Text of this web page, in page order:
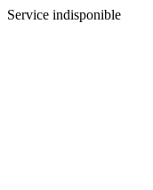
Service indisponible